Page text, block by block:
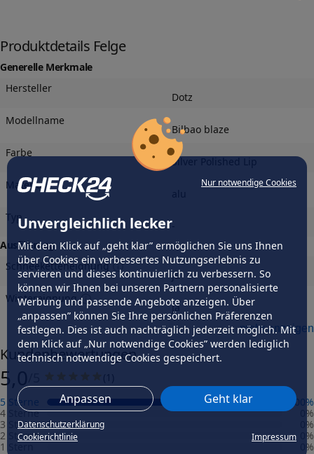
Nur notwendige Cookies
Unvergleichlich lecker
Mit dem Klick auf „geht klar” ermöglichen Sie uns Ihnen
über Cookies ein verbessertes Nutzungserlebnis zu
servieren und dieses kontinuierlich zu verbessern. So
können wir Ihnen bei unseren Partnern personalisierte
Werbung und passende Angebote anzeigen. Über
„anpassen” können Sie Ihre persönlichen Präferenzen
festlegen. Dies ist auch nachträglich jederzeit möglich. Mit
dem Klick auf „Nur notwendige Cookies” werden lediglich
technisch notwendige Cookies gespeichert.
Anpassen Geht klar
Datenschutzerklärung
Cookierichtlinie
Impressum
Produktdetails Felge
Generelle Merkmale
Hersteller
Dotz
Modellname
Bilbao blaze
Farbe
Silver Polished Lip
Material
Typ
-
Ausführung
Schneeketteneignung
ja
Wintereignung
ja
Felgengutachten
Eintragungsfrei
-
Freigabe
-
Gutachten Link
mehr anzeigen
Kundenbewertungen
5,0
5 Sterne
100%
4 Sterne
%
3 Sterne
%
2 Sterne
%
1 Stern
%